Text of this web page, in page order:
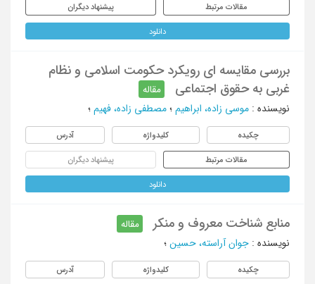
مقالات مرتبط پیشنهاد دیگران
دانلود
بررسی مقایسه ای رویکرد حکومت اسلامی و نظام
غربی به حقوق اجتماعی
مقاله
نویسنده : موسی زاده، ابراهیم ؛ مصطفی زاده، فهیم ؛
چکیده کلیدواژه آدرس
مقالات مرتبط پیشنهاد دیگران
دانلود
منابع شناخت معروف و منکر
مقاله
نویسنده : جوان آراسته، حسین ؛
چکیده کلیدواژه آدرس